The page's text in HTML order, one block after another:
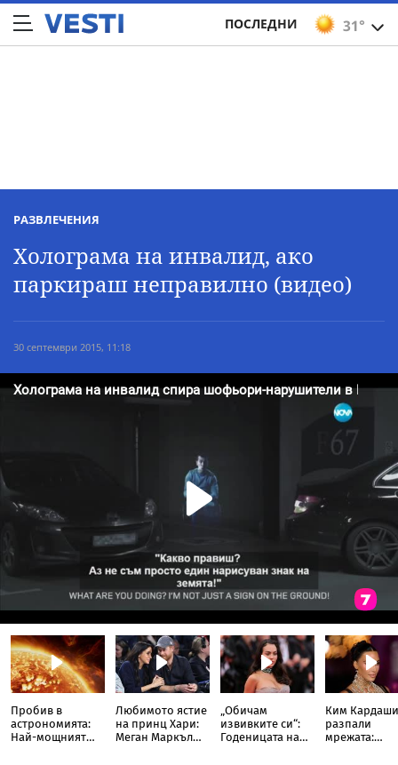
31°
ПОСЛЕДНИ
РАЗВЛЕЧЕНИЯ
Холограма на инвалид, ако
паркираш неправилно (видео)
30 септември 2015, 11:18
Пробив в
астрономията:
Най-мощният
Любимото ястие
на принц Хари:
Меган Маркъл
„Обичам
извивките си“:
Годеницата на
Ким
разпали
мрежата: